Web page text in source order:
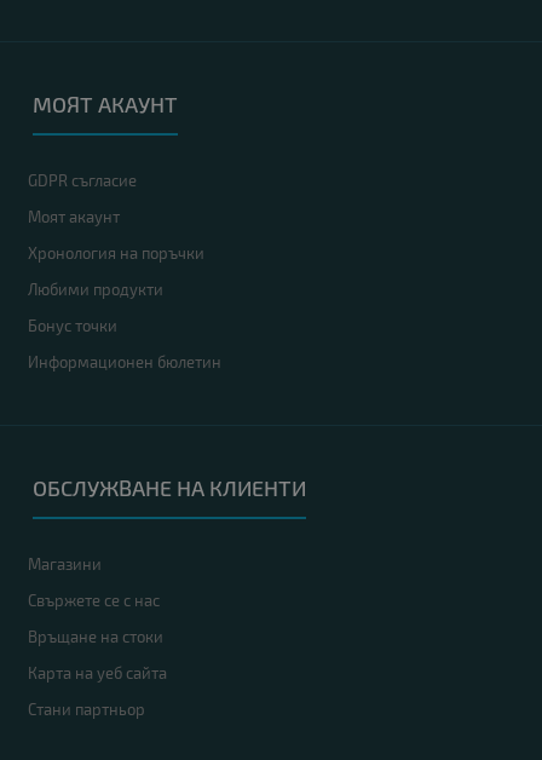
МОЯТ АКАУНТ
GDPR съгласие
Моят акаунт
Хронология на поръчки
Любими продукти
Бонус точки
Информационен бюлетин
ОБСЛУЖВАНЕ НА КЛИЕНТИ
Магазини
Свържете се с нас
Връщане на стоки
Карта на уеб сайта
Стани партньор